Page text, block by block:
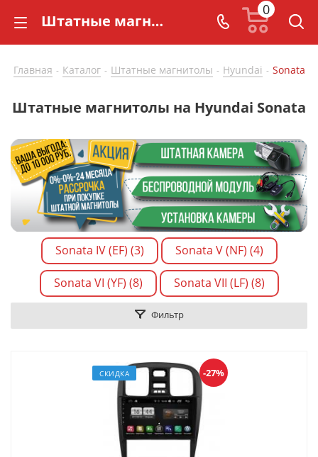
Штатные магнитолы на Hyundai Sonata купить по доступной цене - CarBaza
0
Главная - Каталог - Штатные магнитолы - Hyundai - Sonata
Штатные магнитолы на Hyundai Sonata
Sonata IV (EF) (3) Sonata V (NF) (4)
Sonata VI (YF) (8) Sonata VII (LF) (8)
Фильтр
СКИДКА -27%